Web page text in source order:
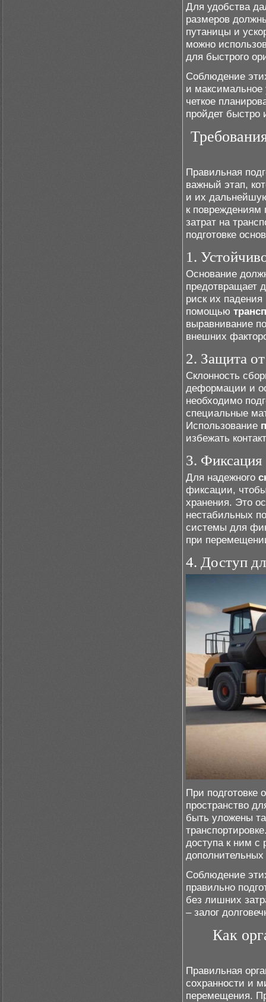
Для удобства
размеров
путаницы и
можно
для быстрого
Соблюдение
и максимальное
четкое
пройдет быстро
Правильная
важный этап,
и их
к
затрат на
подготовке
1.
Основание
предотвращает
риск их
помощью
выравнивание
внешних
2. Защита
Склонность
деформации и
необходимо
специальные
Использование
избежать
3.
Для надежного
фиксации,
хранения. Это
нестабильных
системы для
при
4. Доступ
При подготовке
пространство
быть уложены
доступа к ним с
Соблюдение
правильно
без лишних
– залог
Как
Правильная
сохранности и
перемещения.